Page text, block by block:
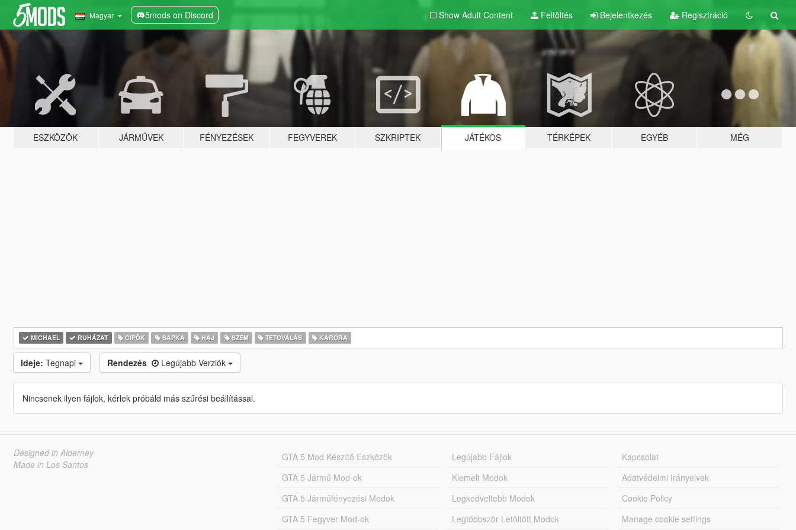
Magyar 5mods on Discord Show Adult Content Feltöltés Bejelentkezés Regisztráció
ESZKÖZÖK JÁRMŰVEK FÉNYEZÉSEK FEGYVEREK SZKRIPTEK JÁTÉKOS TÉRKÉPEK EGYÉB MÉG
MICHAEL RUHÁZAT CIPŐK SAPKA HAJ SZEM TETOVÁLÁS KARÓRA
Ideje: Tegnapi Rendezés Legújabb Verziók
Nincsenek ilyen fájlok, kérlek próbáld más szűrési beállítással.
Designed in Alderney
Made in Los Santos
GTA 5 Mod Készítő Eszközök
GTA 5 Jármű Mod-ok
GTA 5 Járműfényezési Modok
GTA 5 Fegyver Mod-ok
Legújabb Fájlok
Kiemelt Modok
Legkedveltebb Modok
Legtöbbször Letöltött Modok
Kapcsolat
Adatvédelmi Irányelvek
Cookie Policy
Manage cookie settings